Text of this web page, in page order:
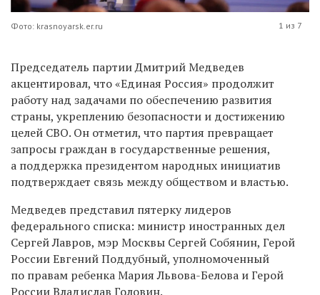
Фото: krasnoyarsk.er.ru 1 из 7
Председатель партии Дмитрий Медведев
акцентировал, что «Единая Россия» продолжит
работу над задачами по обеспечению развития
страны, укреплению безопасности и достижению
целей СВО. Он отметил, что партия превращает
запросы граждан в государственные решения,
а поддержка президентом народных инициатив
подтверждает связь между обществом и властью.
Медведев представил пятерку лидеров
федерального списка: министр иностранных дел
Сергей Лавров, мэр Москвы Сергей Собянин, Герой
России Евгений Поддубный, уполномоченный
по правам ребенка Мария Львова-Белова и Герой
России Владислав Головин.